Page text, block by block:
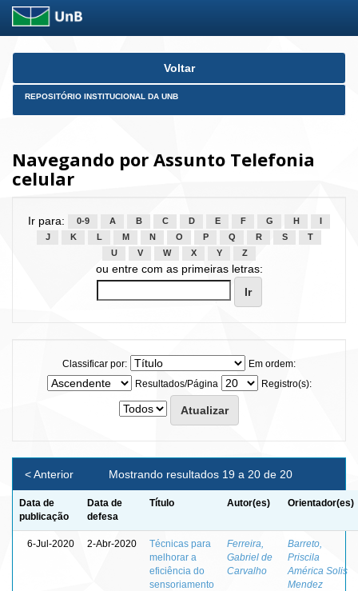
Skip
Voltar
REPOSITÓRIO INSTITUCIONAL DA UNB
Navegando por Assunto Telefonia
celular
Ir para: 0-9 A B C D E F G H
J
K L M N O P Q R S
T
U
V W X Y Z
ou entre com as primeiras letras:
Classificar por:
Em ordem:
Resultados/Página
Registro(s):
Mostrando resultados 19 a 20 de 20
< Anterior
Data de
publicação
Data de
defesa
Título Autor(es) Orientador(es)
6-Jul-2020 2-Abr-2020
Técnicas para
melhorar a
eficiência do
sensoriamento
Ferreira,
Gabriel de
Carvalho
Barreto,
Priscila
América Solis
Mendez